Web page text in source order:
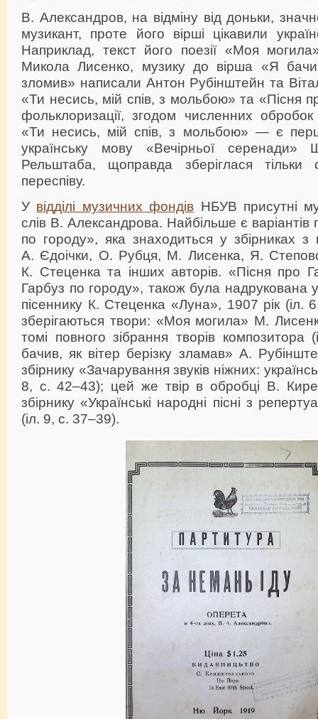
В. Александров, на відміну від доньки,
музикант, проте його вірші цікавили
Наприклад, текст його поезії «Моя
Микола Лисенко, музику до вірша «Я
зломив» написали Антон Рубінштейн та
«Ти несись, мій спів, з мольбою» та «Пісня
фольклоризації, згодом численних
«Ти несись, мій спів, з мольбою» — є
українську мову «Вечірньої
Рельштаба, щоправда зберіглася
переспіву.
У відділі музичних фондів НБУВ присутні
слів В. Александрова. Найбільше є варіантів
по городу», яка знаходиться у збірниках з
А. Єдоічки, О. Рубця, М. Лисенка, Я.
К. Стеценка та інших авторів. «Пісня про
Гарбуз по городу», також була надрукована
пісеннику К. Стеценка «Луна», 1907 рік (іл.
зберігаються твори: «Моя могила» М.
томі повного зібрання творів
бачив, як вітер берізку зламав» А.
збірнику «Зачарування звуків ніжних:
8, с. 42–43); цей же твір в обробці В.
збірнику «Українські народні пісні з
(іл. 9, с. 37–39).